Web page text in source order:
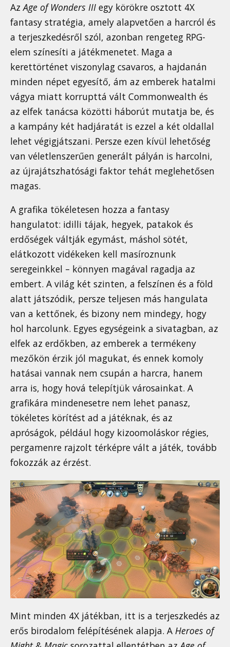
AzAge of Wonders III egy körökre osztott 4X
fantasy stratégia, amely alapvetően a harcról és
a terjeszkedésről szól, azonban rengeteg RPG-
elem színesíti a játékmenetet. Maga a
kerettörténet viszonylag csavaros, a hajdanán
minden népet egyesítő, ám az emberek hatalmi
vágya miatt korrupttá vált Commonwealth és
az elfek tanácsa közötti háborút mutatja be, és
a kampány két hadjáratát is ezzel a két oldallal
lehet végigjátszani. Persze ezen kívül lehetőség
van véletlenszerűen generált pályán is harcolni,
az újrajátszhatósági faktor tehát meglehetősen
magas.
A grafika tökéletesen hozza a fantasy
hangulatot: idilli tájak, hegyek, patakok és
erdőségek váltják egymást, máshol sötét,
elátkozott vidékeken kell masíroznunk
seregeinkkel – könnyen magával ragadja az
embert. A világ két szinten, a felszínen és a föld
alatt játszódik, persze teljesen más hangulata
van a kettőnek, és bizony nem mindegy, hogy
hol harcolunk. Egyes egységeink a sivatagban, az
elfek az erdőkben, az emberek a termékeny
mezőkön érzik jól magukat, és ennek komoly
hatásai vannak nem csupán a harcra, hanem
arra is, hogy hová telepítjük városainkat. A
grafikára mindenesetre nem lehet panasz,
tökéletes körítést ad a játéknak, és az
apróságok, például hogy kizoomoláskor régies,
pergamenre rajzolt térképre vált a játék, tovább
fokozzák az érzést.
Mint minden 4X játékban, itt is a terjeszkedés az
erős birodalom felépítésének alapja. A Heroes of